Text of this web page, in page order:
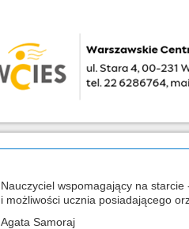
Nauczyciel wspomagający na
i możliwości ucznia posiadającego
Agata Samoraj